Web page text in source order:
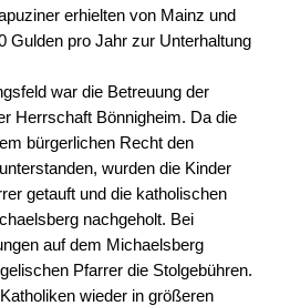
erhielten von Mainz und
Gulden pro Jahr zur Unterhaltung
war die Betreuung der
Herrschaft Bönnigheim. Da die
bürgerlichen Recht den
wurden die Kinder
getauft und die katholischen
nachgeholt. Bei
auf dem Michaelsberg
Pfarrer die Stolgebühren.
wieder in größeren